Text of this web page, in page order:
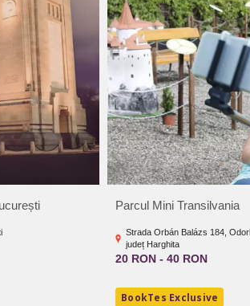
Parcul Mini Transilvania
Strada Orbán Balázs 184,
județ Harghita
20 RON - 40 RON
BookTes Exclusive